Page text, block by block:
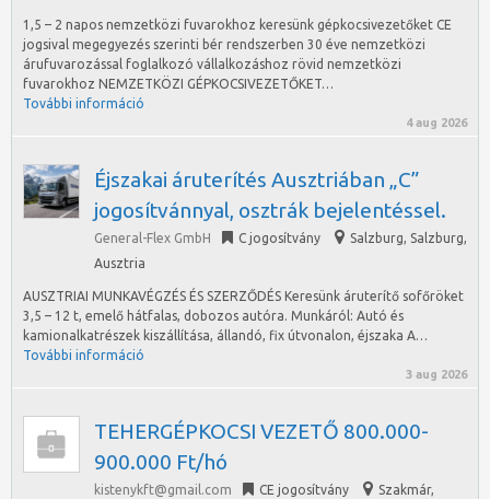
1,5 – 2 napos nemzetközi fuvarokhoz keresünk gépkocsivezetőket CE
jogsival megegyezés szerinti bér rendszerben 30 éve nemzetközi
árufuvarozással foglalkozó vállalkozáshoz rövid nemzetközi
fuvarokhoz NEMZETKÖZI GÉPKOCSIVEZETŐKET…
További információ
4 aug 2026
Éjszakai áruterítés Ausztriában „C”
jogosítvánnyal, osztrák bejelentéssel.
General-Flex GmbH C jogosítvány Salzburg, Salzburg,
Ausztria
AUSZTRIAI MUNKAVÉGZÉS ÉS SZERZŐDÉS Keresünk áruterítő sofőröket
3,5 – 12 t, emelő hátfalas, dobozos autóra. Munkáról: Autó és
kamionalkatrészek kiszállítása, állandó, fix útvonalon, éjszaka A…
További információ
3 aug 2026
TEHERGÉPKOCSI VEZETŐ 800.000-
900.000 Ft/hó
kistenykft@gmail.com CE jogosítvány Szakmár,